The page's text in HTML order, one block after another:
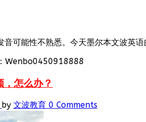
可能性不熟悉。今天墨尔本文波英
Wenbo0450918888
怎么办？
by 文波教育 0 Comments